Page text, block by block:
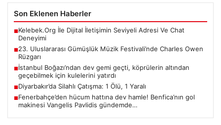
Son Eklenen Haberler
■Kelebek.Org İle Dijital İletişimin Seviyeli Adresi Ve Chat
Deneyimi
■23. Uluslararası Gümüşlük Müzik Festivali’nde Charles Owen
Rüzgarı
■İstanbul Boğazı’ndan dev gemi geçti, köprülerin altından
geçebilmek için kulelerini yatırdı
■Diyarbakır’da Silahlı Çatışma: 1 Ölü, 1 Yaralı
■Fenerbahçe’den hücum hattına dev hamle! Benfica’nın gol
makinesi Vangelis Pavlidis gündemde…